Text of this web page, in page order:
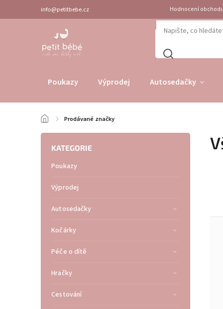
info@petitbebe.cz Hodnocení obchodu
Poukazy Výprodej Autosedačky
/ Prodávané značky
KATEGORIE
Poukazy
Výprodej
Autosedačky
Kočárky
Péče o dítě
Hračky
Cestování